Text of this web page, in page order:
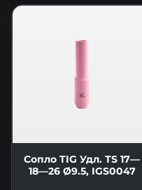
Сопло TIG Удл. TS 17—
18—26 Ø9.5, IGS0047